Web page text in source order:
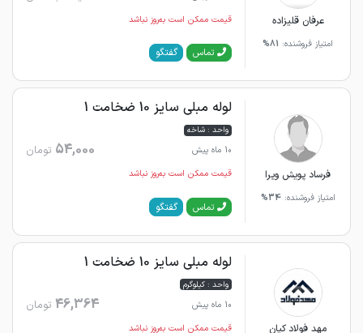
عرفان قلیزاده
امتیاز فروشنده: 81%
قیمت ممکن است به‌روز نباشد
تماس گفتگو
فرساد پویش ویرا
امتیاز فروشنده:34%
لوله مبلی سایز 10 ضخامت 1
واحد : شاخه
10 ماه پیش
54,000 تومان
قیمت ممکن است به‌روز نباشد
تماس گفتگو
مهد فولاد کیان
لوله مبلی سایز 10 ضخامت 1
واحد : کیلوگرم
10 ماه پیش
46,364 تومان
قیمت ممکن است به‌روز نباشد